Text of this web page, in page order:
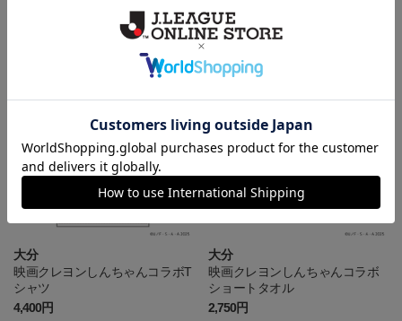
大分
映画クレヨンしんちゃんコラボT
シャツ
4,400円
大分
映画クレヨンしんちゃんコラボ
ショートタオル
2,750円